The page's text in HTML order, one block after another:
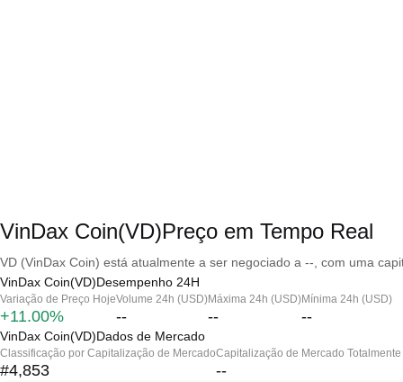
VinDax Coin(VD)Preço em Tempo Real
VD (VinDax Coin) está atualmente a ser negociado a --, com uma
VinDax Coin(VD)Desempenho 24H
Variação de Preço Hoje
+11.00%
Volume 24h (USD)
--
Máxima 24h (USD)
--
Mínima 24h (USD)
--
VinDax Coin(VD)Dados de Mercado
Classificação por Capitalização de Mercado
#4,853
Capitalização de Mercado
--